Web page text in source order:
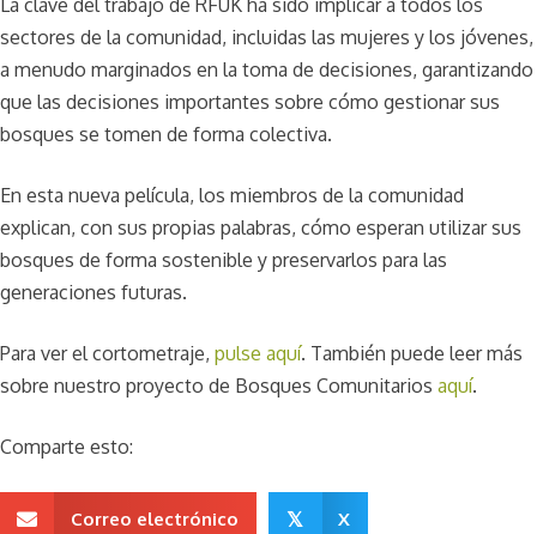
sectores de la comunidad, incluidas las mujeres y los jóvenes,
a menudo marginados en la toma de decisiones, garantizando
que las decisiones importantes sobre cómo gestionar sus
bosques se tomen de forma colectiva.
En esta nueva película, los miembros de la comunidad
explican, con sus propias palabras, cómo esperan utilizar sus
bosques de forma sostenible y preservarlos para las
generaciones futuras.
Para ver el cortometraje, pulse aquí. También puede leer más
sobre nuestro proyecto de Bosques Comunitarios aquí.
Comparte esto:
Correo electrónico 𝕏 X